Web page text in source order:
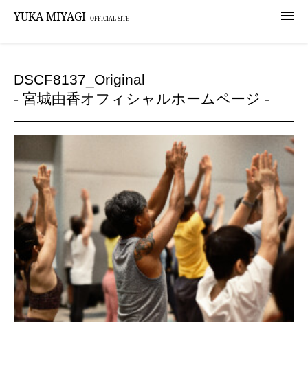

YUKA MIYAGI -OFFICIAL SITE-
DSCF8137_Original
- 宮城由香オフィシャルホームページ -